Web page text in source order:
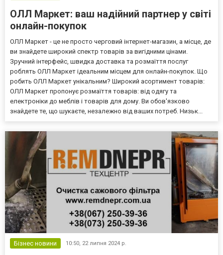
ОЛЛ Маркет: ваш надійний партнер у світі
онлайн-покупок
ОЛЛ Маркет - це не просто черговий інтернет-магазин, а місце, де
ви знайдете широкий спектр товарів за вигідними цінами.
Зручний інтерфейс, швидка доставка та розмаїття послуг
роблять ОЛЛ Маркет ідеальним місцем для онлайн-покупок. Що
робить ОЛЛ Маркет унікальним? Широкий асортимент товарів:
ОЛЛ Маркет пропонує розмаїття товарів: від одягу та
електроніки до меблів і товарів для дому. Ви обов'язково
знайдете те, що шукаєте, незалежно від ваших потреб. Низьк...
Бізнес новини 10:50, 22 липня 2024 р.